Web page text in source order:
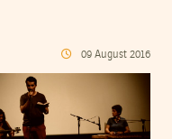
09 August 2016